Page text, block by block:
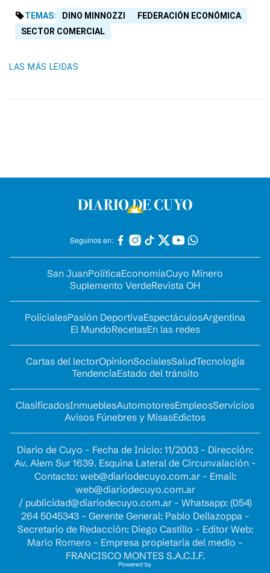
TEMAS: DINO MINNOZZI
FEDERACIÓN ECONÓMICA
SECTOR COMERCIAL
LAS MÁS LEIDAS
Seguinos en:
San JuanPolíticaEconomíaCuyo Minero
Suplemento VerdeRevista OH
PolicialesPasión DeportivaEspectáculosArgentina
El MundoRecetasEn las redes
Cartas del lectorOpinionSocialesSaludTecnología
TendenciaEstado del tránsito
ClasificadosInmueblesAutomotoresEmpleosServicios
Avisos Fúnebres y MisasEdictos
Diario de Cuyo - Fecha de Inicio: 11/2003 - Dirección:
Av. Alem Sur 1639. Esquina Lateral de Circunvalación -
Contacto: web@diariodecuyo.com.ar- Email:
web@diariodecuyo.com.ar
/ publicidad@diariodecuyo.com.ar- Whatsapp: (054)
264 5045343 - Gerente General: Pablo Dellazoppa -
Secretario de Redacción: Diego Castillo - Editor Web:
Mario Romero - Empresa propietaria del medio -
FRANCISCO MONTES S.A.C.I.F.